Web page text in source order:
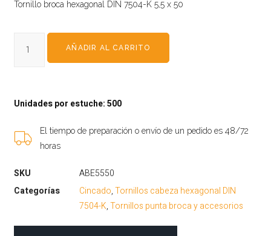
Tornillo broca hexagonal DIN 7504-K 5,5 x 50
AÑADIR AL CARRITO
Unidades por estuche: 500
El tiempo de preparación o envío de un pedido es 48/72
horas
SKU
ABE5550
Categorías
Cincado,Tornillos cabeza hexagonal DIN
7504-K,Tornillos punta broca y accesorios